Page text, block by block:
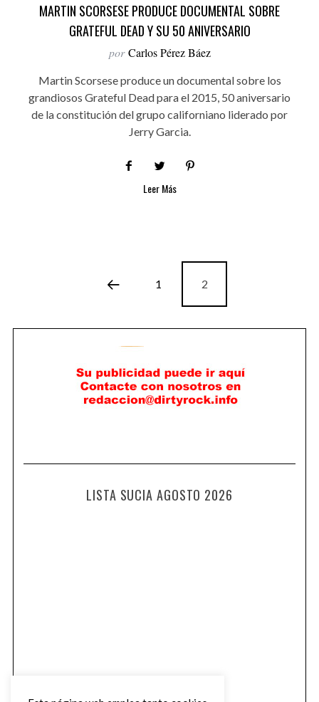
MARTIN SCORSESE PRODUCE DOCUMENTAL SOBRE
GRATEFUL DEAD Y SU 50 ANIVERSARIO
por Carlos Pérez Báez
Martin Scorsese produce un documental sobre los
grandiosos Grateful Dead para el 2015, 50 aniversario
de la constitución del grupo californiano liderado por
Jerry Garcia.
Leer Más
1 2
LISTA SUCIA AGOSTO 2026